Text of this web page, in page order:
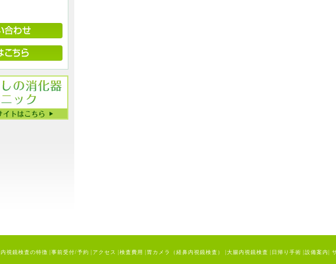
内視鏡検査の特徴 事前受付/予約 アクセス 検査費用 胃カメラ（経鼻内視鏡検査） 大腸内視鏡検査 日帰り手術 設備案内